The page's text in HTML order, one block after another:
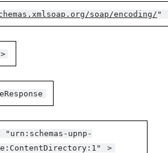
soap/encoding/ "
>
"urn:schemas-upnp-
>